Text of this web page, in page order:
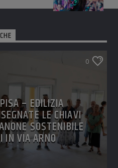
0
– EDILIZIA
LE CHIAVI
SOSTENIBILE
IN VIA ARNO